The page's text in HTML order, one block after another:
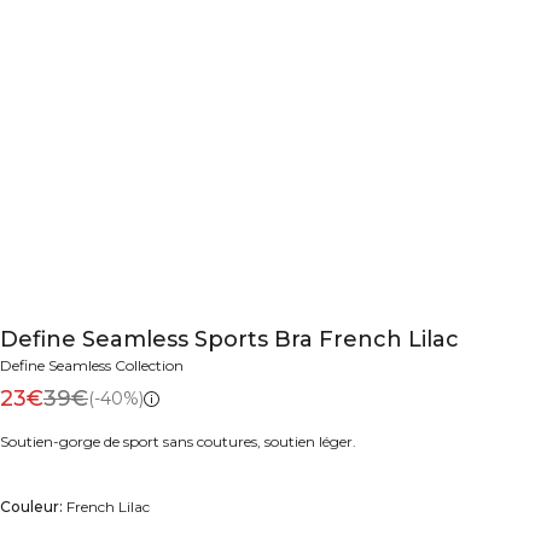
Define Seamless Sports Bra French Lilac
Define Seamless Collection
23€39€(-40%)
Soutien-gorge de sport sans coutures, soutien léger.
Couleur: French Lilac